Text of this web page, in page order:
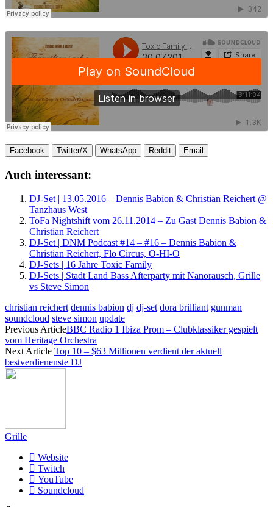
Facebook Twitter/X WhatsApp Reddit Email
Auch interessant:
DJ-Set | 13.05.2016 – Dennis Babion & Christian Reichert @
Tanzhaus West
ToFa Nightshift vom 26.11.2014 – Zu Gast Dennis Babion &
Christian Reichert
DJ-Set | DNM Podcast #14 – #16 – Dennis Babion &
Christian Reichert, Flo Circus, O-HI-O
DJ-Sets | 16 Jahre Toxic Family
DJ-Sets | Stadt Land Bass Afterparty mit Nanorausch, Grille
vs Steve Simon
christian reichert dennis babion dj dj-set dora brilliant gunman
soundcloud steve simon update
Previous ArticleBBC Radio 1 Ibiza Prom – Clubklassiker gespielt
vom Heritage Orchestra
Next Article Top 10 – $63 Millionen verdient der aktuell
bestverdienenste DJ
Grille
Website
Twitch
YouTube
Soundcloud